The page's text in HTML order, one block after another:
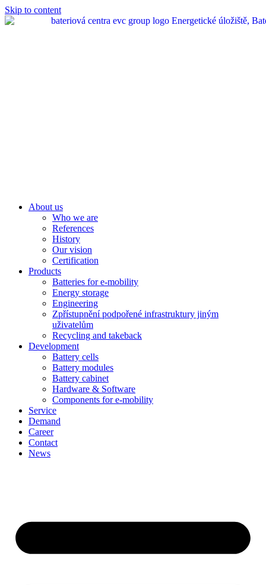
Skip to content
About us
Who we are
References
History
Our vision
Certification
Products
Batteries for e-mobility
Energy storage
Engineering
Zpřístupnění podpořené infrastruktury jiným
uživatelům
Recycling and takeback
Development
Battery cells
Battery modules
Battery cabinet
Hardware & Software
Components for e-mobility
Service
Demand
Career
Contact
News